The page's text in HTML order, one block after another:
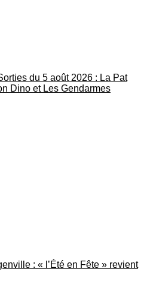
du 5 août 2026 : La Pat
Dino et Les Gendarmes
: « l’Été en Fête » revient